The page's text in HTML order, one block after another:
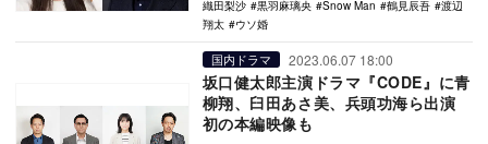
織田梨沙 黒羽麻璃央 Snow Man 鶴見辰吾
渡辺
翔太
ウソ婚
国内ドラマ 2023.06.07 18:00
坂口健太郎主演ドラマ『CODE』に青
柳翔、臼田あさ美、兵頭功海ら出演
初の本編映像も